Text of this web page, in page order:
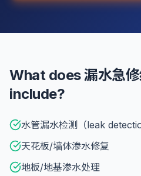
What does 漏水急
include?
水管漏水检测（leak
天花板/墙体渗水修复
地板/地基渗水处理